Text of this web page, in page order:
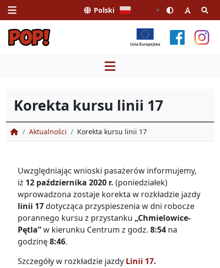
Polski ▼
treści
Korekta kursu linii 17
Portal Obsługi Pasażera
Aktualności Korekta kursu linii 17
Uwzględniając wnioski pasażerów informujemy,
iż 12 października 2020 r. (poniedziałek)
wprowadzona zostaje korekta w rozkładzie jazdy
linii 17dotycząca przyspieszenia w dni robocze
porannego kursu z przystanku „Chmielowice-
Pętla”w kierunku Centrum z godz. 8:54 na
godzinę8:46.
Szczegóły w rozkładzie jazdy Linii 17.